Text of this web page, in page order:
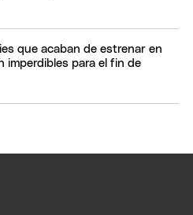
que acaban de estrenar en
imperdibles para el fin de